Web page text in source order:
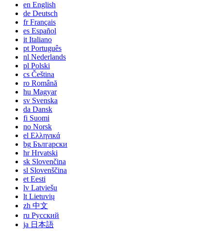
en English
de Deutsch
frFrançais
es Español
it Italiano
pt Português
nl Nederlands
pl Polski
cs Čeština
ro Română
hu Magyar
sv Svenska
da Dansk
fi Suomi
no Norsk
el Ελληνικά
bg Български
hrHrvatski
sk Slovenčina
sl Slovenščina
et Eesti
lv Latviešu
lt Lietuvių
zh 中文
ru Русский
ja 日本語